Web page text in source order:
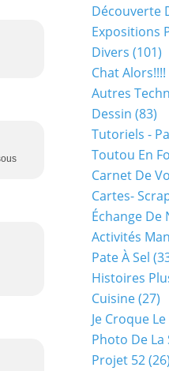
Découverte
Expositions
Divers (101)
Chat Alors!!!!
Autres
Dessin (83)
Tutoriels -
Toutou En
Carnet De
Cartes-
Échange De
Activités
Pate À Sel
Histoires
Cuisine(27)
Je Croque
Photo De La
Projet 52(26)